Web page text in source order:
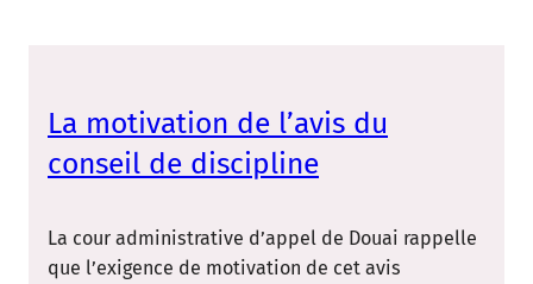
La motivation de l’avis du
conseil de discipline
La cour administrative d’appel de Douai rappelle
que l’exigence de motivation de cet avis